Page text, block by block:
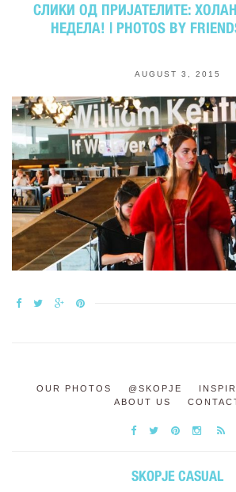
СЛИКИ ОД ПРИЈАТЕЛИТЕ:
НЕДЕЛА! | PHOTOS BY
AUGUST 3, 2015
OUR PHOTOS @SKOPJE
ABOUT US
SKOPJE CASUAL